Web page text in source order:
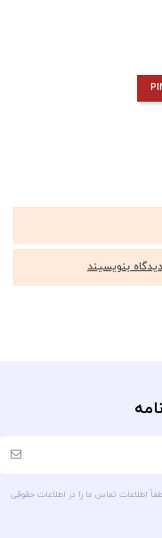
بنویسیند
اطلاعات تماس ما را در اطلاعات حقوقی